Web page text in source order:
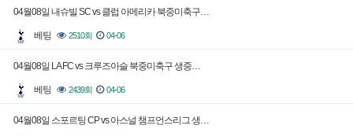
04월08일 내슈빌 SC vs 클럽 아메리카 북중미축구…
베팅 2510회 04-06
04월08일 LA FC vs 크루즈아슬 북중미축구 생중…
베팅 2439회 04-06
04월08일 스포르팅 CP vs 아스널 챔프언스리그 생…